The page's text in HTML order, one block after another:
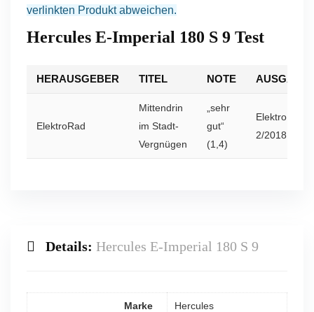
verlinkten Produkt abweichen.
Hercules E-Imperial 180 S 9 Test
HERAUSGEBER TITEL NOTE AUSGABE
ElektroRad
Mittendrin
im Stadt-
Vergnügen
„sehr
gut“
(1,4)
ElektroRad
2/2018
Details: Hercules E-Imperial 180 S 9
Marke Hercules